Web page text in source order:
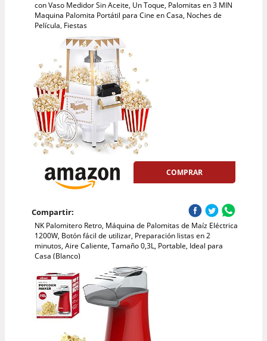
con Vaso Medidor Sin Aceite, Un Toque, Palomitas en 3 MIN
Maquina Palomita Portátil para Cine en Casa, Noches de
Película, Fiestas
COMPRAR
Compartir:
NK Palomitero Retro, Máquina de Palomitas de Maíz Eléctrica
1200W, Botón fácil de utilizar, Preparación listas en 2
minutos, Aire Caliente, Tamaño 0,3L, Portable, Ideal para
Casa (Blanco)